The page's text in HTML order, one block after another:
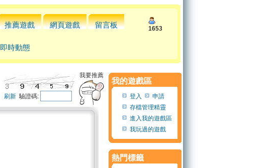
推薦遊戲 網頁遊戲 留言板 1653
即時動態
刷新驗證碼:
我要推薦
我的遊戲區
登入
申請
存檔管理精靈
進入我的遊戲區
我玩過的遊戲
熱門標籤